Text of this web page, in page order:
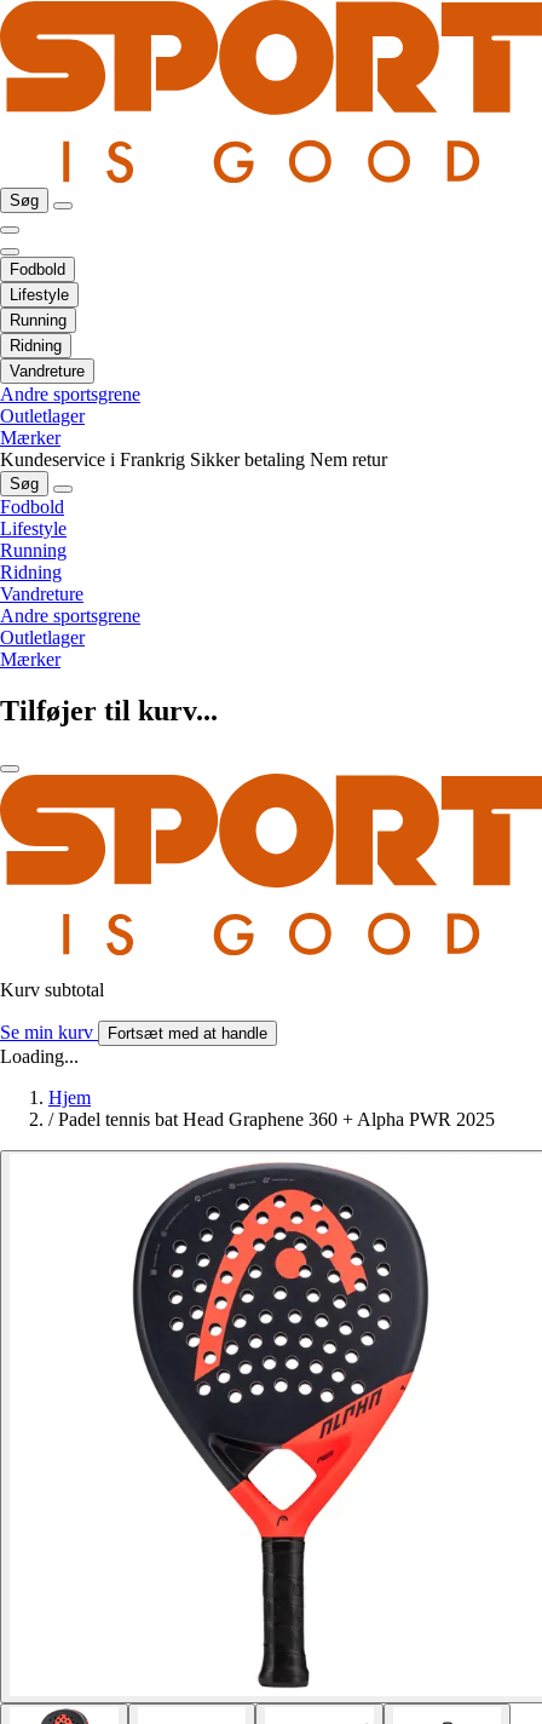
Søg
Fodbold
Lifestyle
Running
Ridning
Vandreture
Andre sportsgrene
Outletlager
Mærker
Kundeservice i Frankrig Sikker betaling Nem retur
Søg
Fodbold
Lifestyle
Running
Ridning
Vandreture
Andre sportsgrene
Outletlager
Mærker
Tilføjer til kurv...
Kurv subtotal
Se min kurv Fortsæt med at handle
Loading...
Hjem
/ Padel tennis bat Head Graphene 360 + Alpha PWR 2025